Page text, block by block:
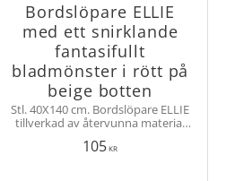
Bordslöpare ELLIE
med ett snirklande
fantasifullt
bladmönster i rött på
beige botten
Stl. 40X140 cm. Bordslöpare ELLIE
tillverkad av återvunna material
mönster. Lättplacerad duk.
105KR